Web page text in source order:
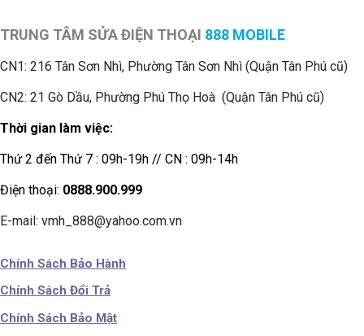
TRUNG TÂM SỬA ĐIỆN THOẠI 888 MOBILE
CN1: 216 Tân Sơn Nhì, Phường Tân Sơn Nhì (Quận Tân Phú cũ)
CN2: 21 Gò Dầu, Phường Phú Thọ Hoà (Quận Tân Phú cũ)
Thời gian làm việc:
Thứ 2 đến Thứ 7 : 09h-19h // CN : 09h-14h
Điện thoại: 0888.900.999
E-mail: vmh_888@yahoo.com.vn
Chính Sách Bảo Hành
Chính Sách Đổi Trả
Chính Sách Bảo Mật